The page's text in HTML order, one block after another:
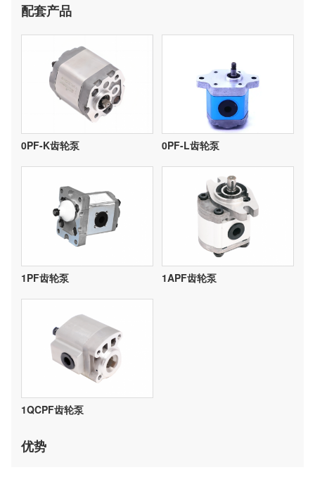
配套产品
0PF-K齿轮泵 0PF-L齿轮泵
1PF齿轮泵 1APF齿轮泵
1QCPF齿轮泵
优势